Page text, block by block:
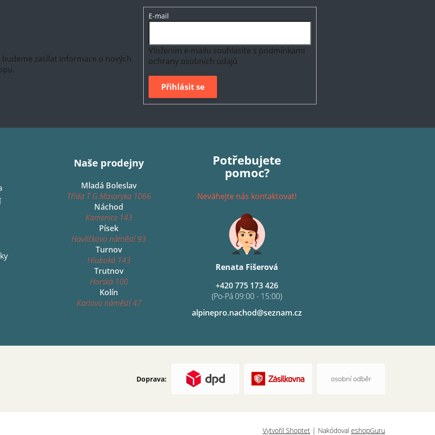
zasílat informace o nových
E-mail
Vložením e-mailu souhlasíte s podmínkami
ochrany osobních údajů
Přihlásit se
Naše prodejny
Mladá Boleslav
Třída T.G.Masaryka 1066
Náchod
Kamenice 143
Písek
Havlíčkovo náměstí 93
Turnov
Hluboká 143
Trutnov
Horská 100
Kolín
Karlovo náměstí 47
Potřebujete
pomoc?
Neváhejte nás kontaktovat!
Renata Fišerová
alpinepro.nachod@seznam.cz
+420 775 173 426
(Po-Pá 09:00 - 15:00)
Doprava:
Vytvořil Shoptet | Nakódoval eshopGuru